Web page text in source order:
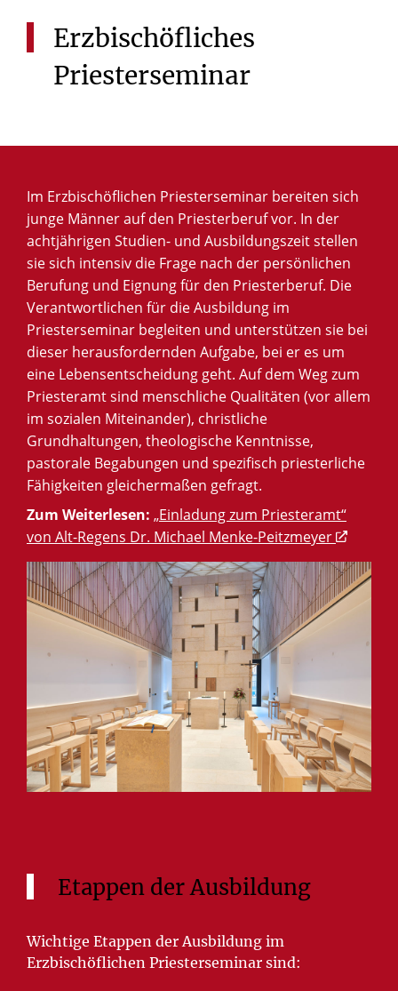
Erzbischöfliches
Priesterseminar
Im Erzbischöflichen Priesterseminar bereiten sich
junge Männer auf den Priesterberuf vor. In der
achtjährigen Studien- und Ausbildungszeit stellen
sie sich intensiv die Frage nach der persönlichen
Berufung und Eignung für den Priesterberuf. Die
Verantwortlichen für die Ausbildung im
Priesterseminar begleiten und unterstützen sie bei
dieser herausfordernden Aufgabe, bei er es um
eine Lebensentscheidung geht. Auf dem Weg zum
Priesteramt sind menschliche Qualitäten (vor allem
im sozialen Miteinander), christliche
Grundhaltungen, theologische Kenntnisse,
pastorale Begabungen und spezifisch priesterliche
Fähigkeiten gleichermaßen gefragt.
Zum Weiterlesen: „Einladung zum Priesteramt“
von Alt-Regens Dr. Michael Menke-Peitzmeyer
Etappen der Ausbildung
Wichtige Etappen der Ausbildung im
Erzbischöflichen Priesterseminar sind: